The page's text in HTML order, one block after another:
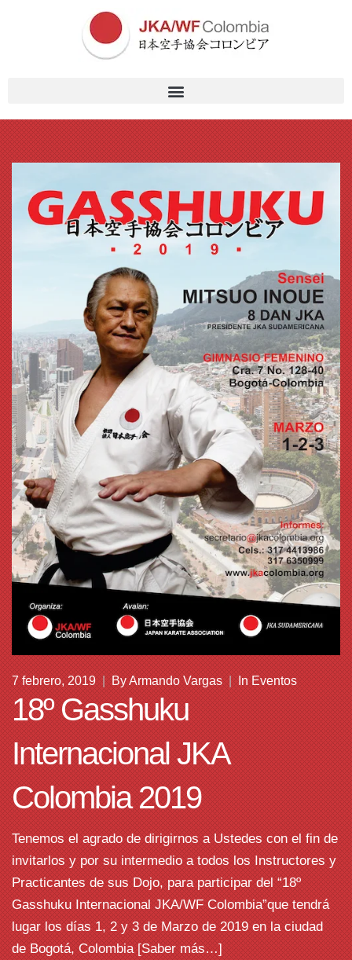
7 febrero, 2019 | ByArmando Vargas | InEventos
18º Gasshuku
Internacional JKA
Colombia 2019
Tenemos el agrado de dirigirnos a Ustedes con el fin de
invitarlos y por su intermedio a todos los Instructores y
Practicantes de sus Dojo, para participar del “18º
Gasshuku Internacional JKA/WF Colombia”que tendrá
lugar los días 1, 2 y 3 de Marzo de 2019 en la ciudad
de Bogotá, Colombia [Saber más…]